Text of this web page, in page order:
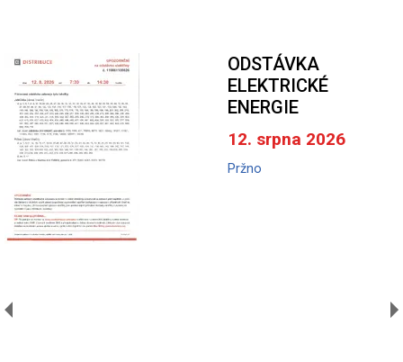
ODSTÁVKA
ELEKTRICKÉ
ENERGIE
12. srpna 2026
Pržno